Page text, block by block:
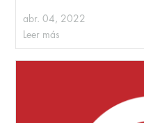
abr. 04, 2022
Leer más